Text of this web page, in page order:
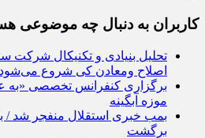
کاربران به دنبال چه موضوعی
تحلیل بنیادی و تکنیکال شرکت
اصلاح ومعادن کی شروع
برگزاری کنفرانس تخصصی
موزه آبگینه
بمب خبری استقلال منفجر شد /
برگشت